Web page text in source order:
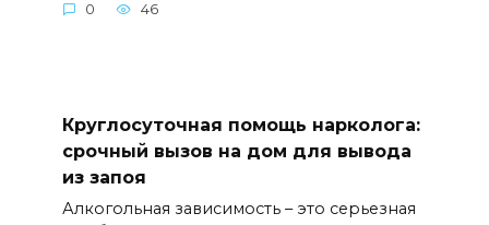
0 46
Круглосуточная помощь нарколога:
срочный вызов на дом для вывода
из запоя
Алкогольная зависимость – это серьезная